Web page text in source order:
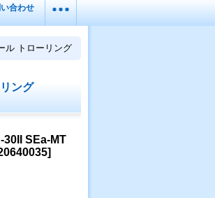
合わせ
ル トローリング
ング
30II SEa-MT
]